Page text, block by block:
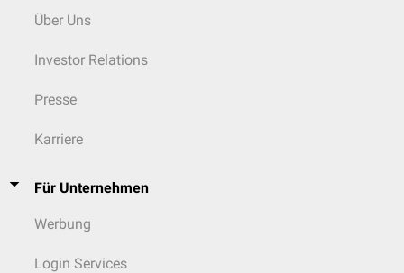
Über Uns
Investor Relations
Presse
Karriere
Für Unternehmen
Werbung
Login Services